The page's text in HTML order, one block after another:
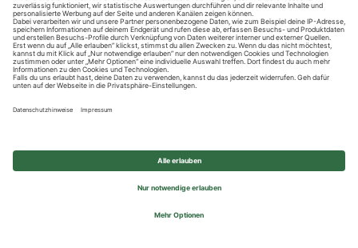
Impressum
Privatsphäre-Einstellungen
© 2026 REWE Group - All rights reserved